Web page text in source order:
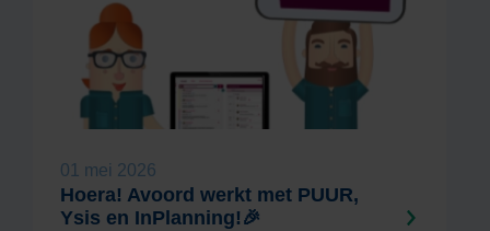
01 mei 2026
Hoera! Avoord werkt met PUUR,
Ysis en InPlanning!🎉